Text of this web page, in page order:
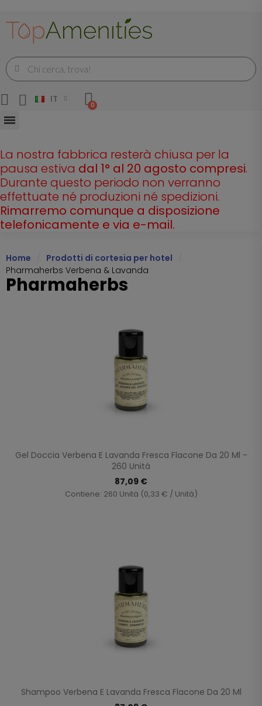
IT
La nostra fabbrica resterà chiusa per la
pausa estiva dal 1° al 20 agosto compresi.
Durante questo periodo non verranno
effettuate né produzioni né spedizioni.
Rimarremo comunque a disposizione
telefonicamente e via e-mail.
Home
Prodotti di cortesia per hotel
Pharmaherbs Verbena & Lavanda
Pharmaherbs
Gel Doccia Verbena E Lavanda Fresca Flacone Da 20 Ml -
260 Unità
87,09 €
Contiene: 260 Unità (0,33 € / Unità)
Shampoo Verbena E Lavanda Fresca Flacone Da 20 Ml